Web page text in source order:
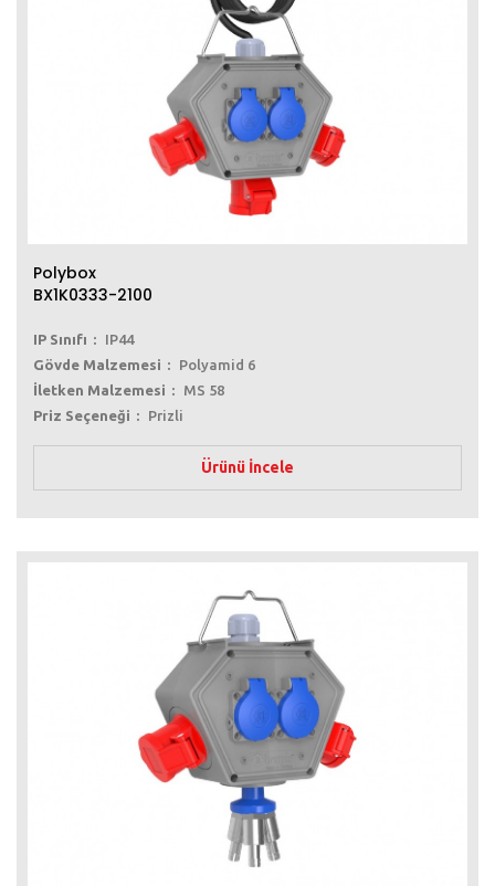
Polybox
BX1K0333-2100
IP Sınıfı
IP44
Gövde Malzemesi
Polyamid 6
İletken Malzemesi
MS 58
Priz Seçeneği
Prizli
Ürünü İncele